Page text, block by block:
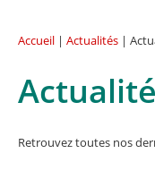
Accueil | Actualités |
Retrouvez toutes nos